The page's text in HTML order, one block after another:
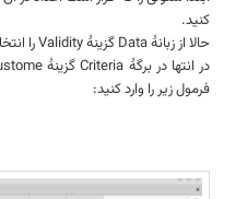
کنید.
حالا از زبانهٔ Data گزینهٔ Validity را انتخاب کنید.
فرمول زیر را وارد کنید: